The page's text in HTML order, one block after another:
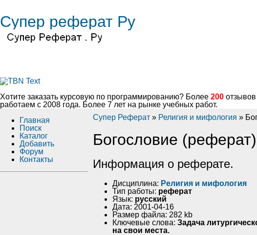
Супер реферат Ру
Хотите заказать курсовую по программированию? Более 200
работаем с 2008 года. Более 7 лет на рынке учебных работ.
Супер Реферат » Религия и мифология »
Богословие (реферат)
Информация о реферате.
Дисциплина: Религия и мифология
Тип работы: реферат
Язык: русский
Дата: 2001-04-16
Размер файла: 282 kb
Ключевые слова: Задача
на свои места.
Главная
Поиск
Каталог
Добавить
Форум
Контакты